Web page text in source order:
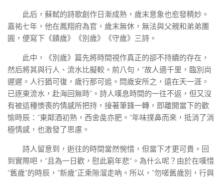
此后，蘇軾的詩歌創作日漸成熟，歲末意象也愈發精妙。
嘉祐七年，他在鳳翔府為官，歲末無休，無法與父親和弟弟團
圓，便寫下《饋歲》《別歲》《守歲》三詩。
此中，《別歲》篇先將時間視作真正的卻不持續的存在，
然后將其與行人、流水比擬較。前八句，“故人適千里，臨別尚
遲遲。人行猶可復，歲行那可追。問歲安所之，遠在天一涯。
已逐東流水，赴海回無時”。詩人嘆息時間的一往不返，但又沒
有被這種懊喪的情感所把持，接著筆鋒一轉，即離開當下的歡
愉時辰：“東鄰酒初熟，西舍彘亦肥。”年味撲鼻而來，抵消了消
極情感，也激發了思慮。
詩人留意到，逝往的時間當然惋惜，但當下才更可貴。回
到實際吧，“且為一日歡，慰此窮年悲”。為什么呢？由於在嘆惜
“舊歲”的時辰，“新歲”正乘隙溜走吶。所以，“勿嗟舊歲別，行與